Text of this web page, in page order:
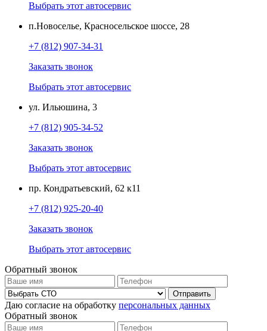
Выбрать этот автосервис
п.Новоселье, Красносельское шоссе, 28
+7 (812) 907-34-31
Заказать звонок
Выбрать этот автосервис
ул. Ильюшина, 3
+7 (812) 905-34-52
Заказать звонок
Выбрать этот автосервис
пр. Кондратьевский, 62 к11
+7 (812) 925-20-40
Заказать звонок
Выбрать этот автосервис
Обратный звонок
Даю согласие на обработку персональных данных
Обратный звонок